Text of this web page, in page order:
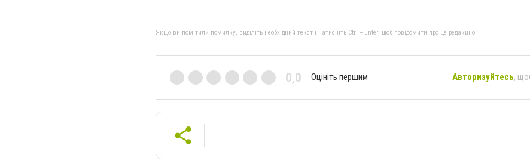
Якщо ви помітили помилку, виділіть необхідний текст і натисніть Ctrl + Enter, щоб повідомити про це редакцію
0,0 Оцініть першим Авторизуйтесь,